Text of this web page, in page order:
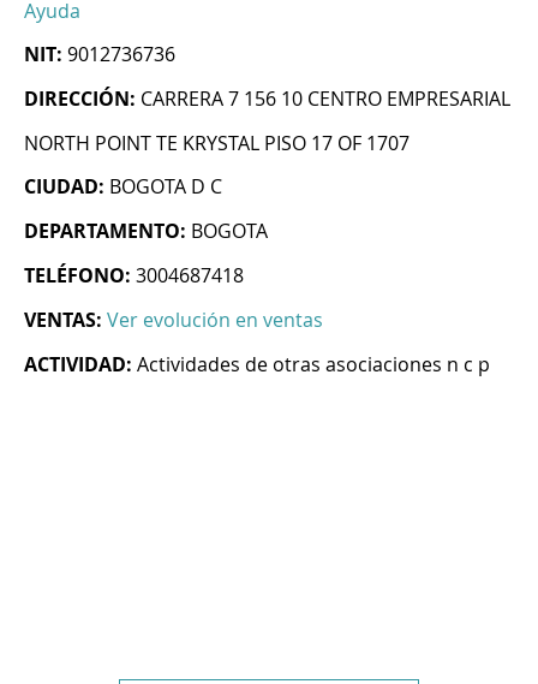
Ayuda
NIT: 9012736736
DIRECCIÓN: CARRERA 7 156 10 CENTRO EMPRESARIAL
NORTH POINT TE KRYSTAL PISO 17 OF 1707
CIUDAD: BOGOTA D C
DEPARTAMENTO: BOGOTA
TELÉFONO: 3004687418
VENTAS: Ver evolución en ventas
ACTIVIDAD: Actividades de otras asociaciones n c p